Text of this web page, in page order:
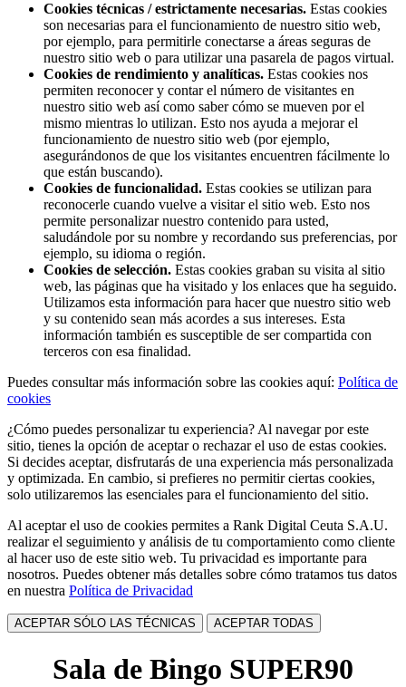
Cookies técnicas / estrictamente necesarias. Estas cookies
son necesarias para el funcionamiento de nuestro sitio web,
por ejemplo, para permitirle conectarse a áreas seguras de
nuestro sitio web o para utilizar una pasarela de pagos virtual.
Cookies de rendimiento y analíticas. Estas cookies nos
permiten reconocer y contar el número de visitantes en
nuestro sitio web así como saber cómo se mueven por el
mismo mientras lo utilizan. Esto nos ayuda a mejorar el
funcionamiento de nuestro sitio web (por ejemplo,
asegurándonos de que los visitantes encuentren fácilmente lo
que están buscando).
Cookies de funcionalidad. Estas cookies se utilizan para
reconocerle cuando vuelve a visitar el sitio web. Esto nos
permite personalizar nuestro contenido para usted,
saludándole por su nombre y recordando sus preferencias, por
ejemplo, su idioma o región.
Cookies de selección. Estas cookies graban su visita al sitio
web, las páginas que ha visitado y los enlaces que ha seguido.
Utilizamos esta información para hacer que nuestro sitio web
y su contenido sean más acordes a sus intereses. Esta
información también es susceptible de ser compartida con
terceros con esa finalidad.
Puedes consultar más información sobre las cookies aquí: Política de
cookies
¿Cómo puedes personalizar tu experiencia? Al navegar por este
sitio, tienes la opción de aceptar o rechazar el uso de estas cookies.
Si decides aceptar, disfrutarás de una experiencia más personalizada
y optimizada. En cambio, si prefieres no permitir ciertas cookies,
solo utilizaremos las esenciales para el funcionamiento del sitio.
Al aceptar el uso de cookies permites a Rank Digital Ceuta S.A.U.
realizar el seguimiento y análisis de tu comportamiento como cliente
al hacer uso de este sitio web. Tu privacidad es importante para
nosotros. Puedes obtener más detalles sobre cómo tratamos tus datos
en nuestra Política de Privacidad
ACEPTAR SÓLO LAS TÉCNICAS ACEPTAR TODAS
Sala de Bingo SUPER90